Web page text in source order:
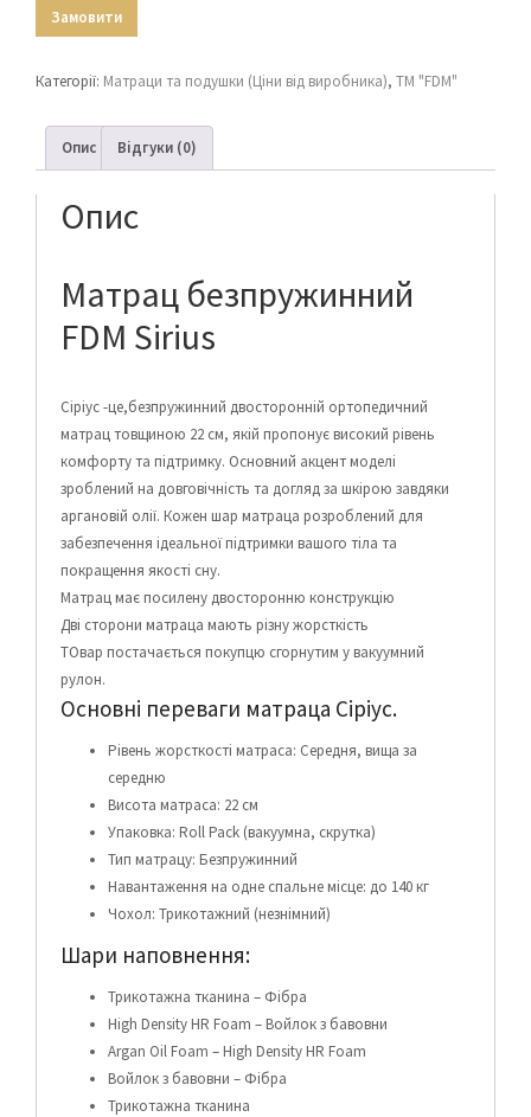
Замовити
Категорії: Матраци та подушки (Ціни від виробника), ТМ "FDM"
Опис Відгуки (0)
Опис
Матрац безпружинний
FDM Sirius
Сіріус -це,безпружинний двосторонній ортопедичний
матрац товщиною 22 см, якій пропонує високий рівень
комфорту та підтримку. Основний акцент моделі
зроблений на довговічність та догляд за шкірою завдяки
аргановій олії. Кожен шар матраца розроблений для
забезпечення ідеальної підтримки вашого тіла та
покращення якості сну.
Матрац має посилену двосторонню конструкцію
Дві сторони матраца мають різну жорсткість
ТОвар постачається покупцю сгорнутим у вакуумний
рулон.
Основні переваги матраца Сіріус.
Рівень жорсткості матраса: Середня, вища за
середню
Висота матраса: 22 см
Упаковка: Roll Pack (вакуумна, скрутка)
Тип матрацу: Безпружинний
Навантаження на одне спальне місце: до 140 кг
Чохол: Трикотажний (незнімний)
Шари наповнення:
Трикотажна тканина – Фібра
High Density HR Foam – Войлок з бавовни
Argan Oil Foam – High Density HR Foam
Войлок з бавовни – Фібра
Трикотажна тканина